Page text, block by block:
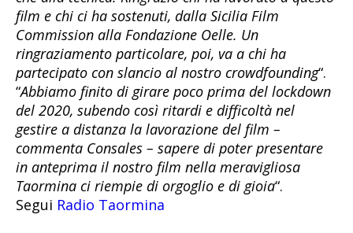
film e chi ci ha sostenuti, dalla Sicilia Film
Commission alla Fondazione Oelle. Un
ringraziamento particolare, poi, va a chi ha
partecipato con slancio al nostro crowdfounding“.
“Abbiamo finito di girare poco prima del lockdown
del 2020, subendo così ritardi e difficoltà nel
gestire a distanza la lavorazione del film –
commenta Consales – sapere di poter presentare
in anteprima il nostro film nella meravigliosa
Taormina ci riempie di orgoglio e di gioia“.
Segui Radio Taormina